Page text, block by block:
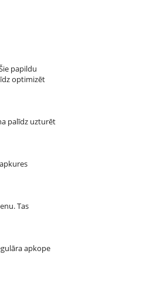
papildu
optimizēt
palīdz uzturēt
Tas
apkope